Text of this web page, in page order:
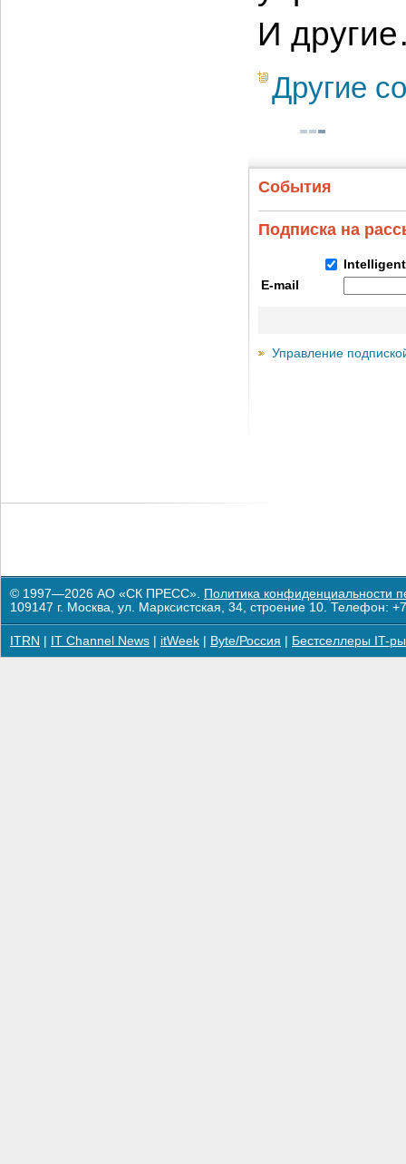
И
Другие
События
Подписка на
E-mail
Управление
© 1997—2026 АО «СК ПРЕСС». Политика конфиденциальности
109147 г. Москва, ул. Марксистская, 34, строение 10. Телефон:
ITRN IT Channel News itWeek Byte/Россия Бестселлеры IT-